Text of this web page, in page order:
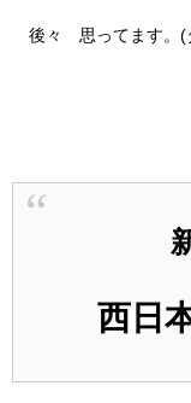
後々 思ってます。 (
西日